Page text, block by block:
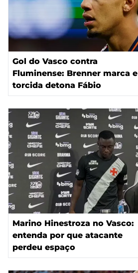
Gol do Vasco contra
Fluminense: Brenner marca e
torcida detona Fábio
Marino Hinestroza no Vasco:
entenda por que atacante
perdeu espaço